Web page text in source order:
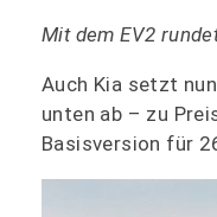
Mit dem EV2
Auch Kia setzt
unten ab – zu
Basisversion für